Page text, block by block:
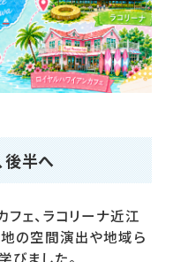
後半へ
フェ、ラコリーナ近江
地の空間演出や地域ら
びました。